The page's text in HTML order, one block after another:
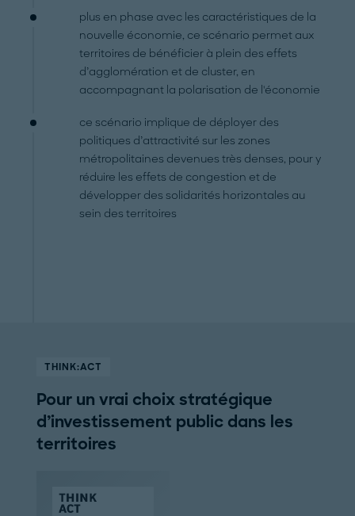
plus en phase avec les caractéristiques de la
nouvelle économie, ce scénario permet aux
territoires de bénéficier à plein des effets
d’agglomération et de cluster, en
accompagnant la polarisation de l'économie
ce scénario implique de déployer des
politiques d’attractivité sur les zones
métropolitaines devenues très denses, pour y
réduire les effets de congestion et de
développer des solidarités horizontales au
sein des territoires
THINK:ACT
Pour un vrai choix stratégique
d’investissement public dans les
territoires